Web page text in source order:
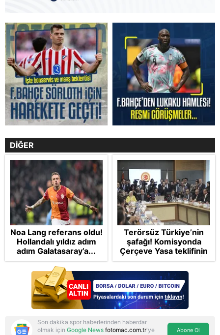
DİĞER
Noa Lang referans oldu!
Hollandalı yıldız adım
adım Galatasaray’a...
Terörsüz Türkiye’nin
şafağı! Komisyonda
Çerçeve Yasa teklifinin
maddelerine geçildi: İP
ve Yeni Parti'den
provokasyon
Son dakika spor haberlerinden haberdar
olmak için Google News fotomac.com.tr'ye
Abone Ol